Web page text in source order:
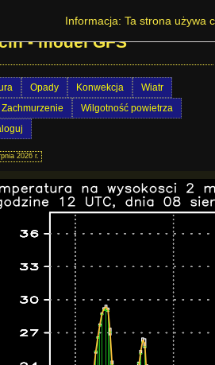
na Dolnym Śląsku -
- model GFS
Opady Konwekcja
Wiatr
Zachmurzenie
Wilgotność powietrza
2026 r.
Informacja: Ta strona używa